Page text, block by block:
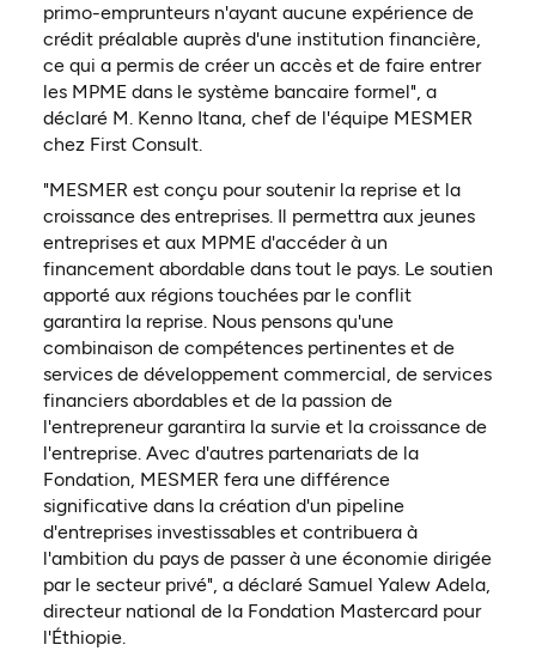
primo-emprunteurs n'ayant aucune expérience de
crédit préalable auprès d'une institution financière,
ce qui a permis de créer un accès et de faire entrer
les MPME dans le système bancaire formel", a
déclaré M. Kenno Itana, chef de l'équipe MESMER
chez First Consult.
"MESMER est conçu pour soutenir la reprise et la
croissance des entreprises. Il permettra aux jeunes
entreprises et aux MPME d'accéder à un
financement abordable dans tout le pays. Le soutien
apporté aux régions touchées par le conflit
garantira la reprise. Nous pensons qu'une
combinaison de compétences pertinentes et de
services de développement commercial, de services
financiers abordables et de la passion de
l'entrepreneur garantira la survie et la croissance de
l'entreprise. Avec d'autres partenariats de la
Fondation, MESMER fera une différence
significative dans la création d'un pipeline
d'entreprises investissables et contribuera à
l'ambition du pays de passer à une économie dirigée
par le secteur privé", a déclaré Samuel Yalew Adela,
directeur national de la Fondation Mastercard pour
l'Éthiopie.